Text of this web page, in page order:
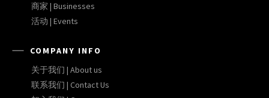
商家 | Businesses
活动 | Events
COMPANY INFO
关于我们 | About us
联系我们 | Contact Us